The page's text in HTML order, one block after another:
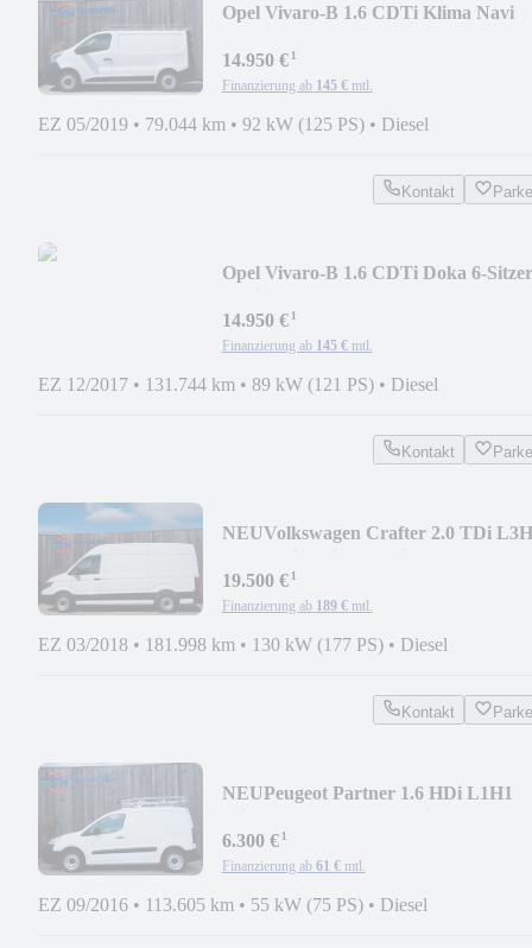
Opel Vivaro-B 1.6 CDTi Klima Navi
14.950 €¹
Finanzierung ab 145 € mtl.
EZ 05/2019 • 79.044 km • 92 kW (125 PS) • Diesel
Kontakt
Opel Vivaro-B 1.6 CDTi Doka 6-Sitzer
14.950 €¹
Finanzierung ab 145 € mtl.
EZ 12/2017 • 131.744 km • 89 kW (121 PS) • Diesel
Kontakt
NEUVolkswagen Crafter 2.0 TDi
19.500 €¹
Finanzierung ab 189 € mtl.
EZ 03/2018 • 181.998 km • 130 kW (177 PS) • Diesel
Kontakt
NEUPeugeot Partner 1.6 HDi L1H1
6.300 €¹
Finanzierung ab 61 € mtl.
EZ 09/2016 • 113.605 km • 55 kW (75 PS) • Diesel